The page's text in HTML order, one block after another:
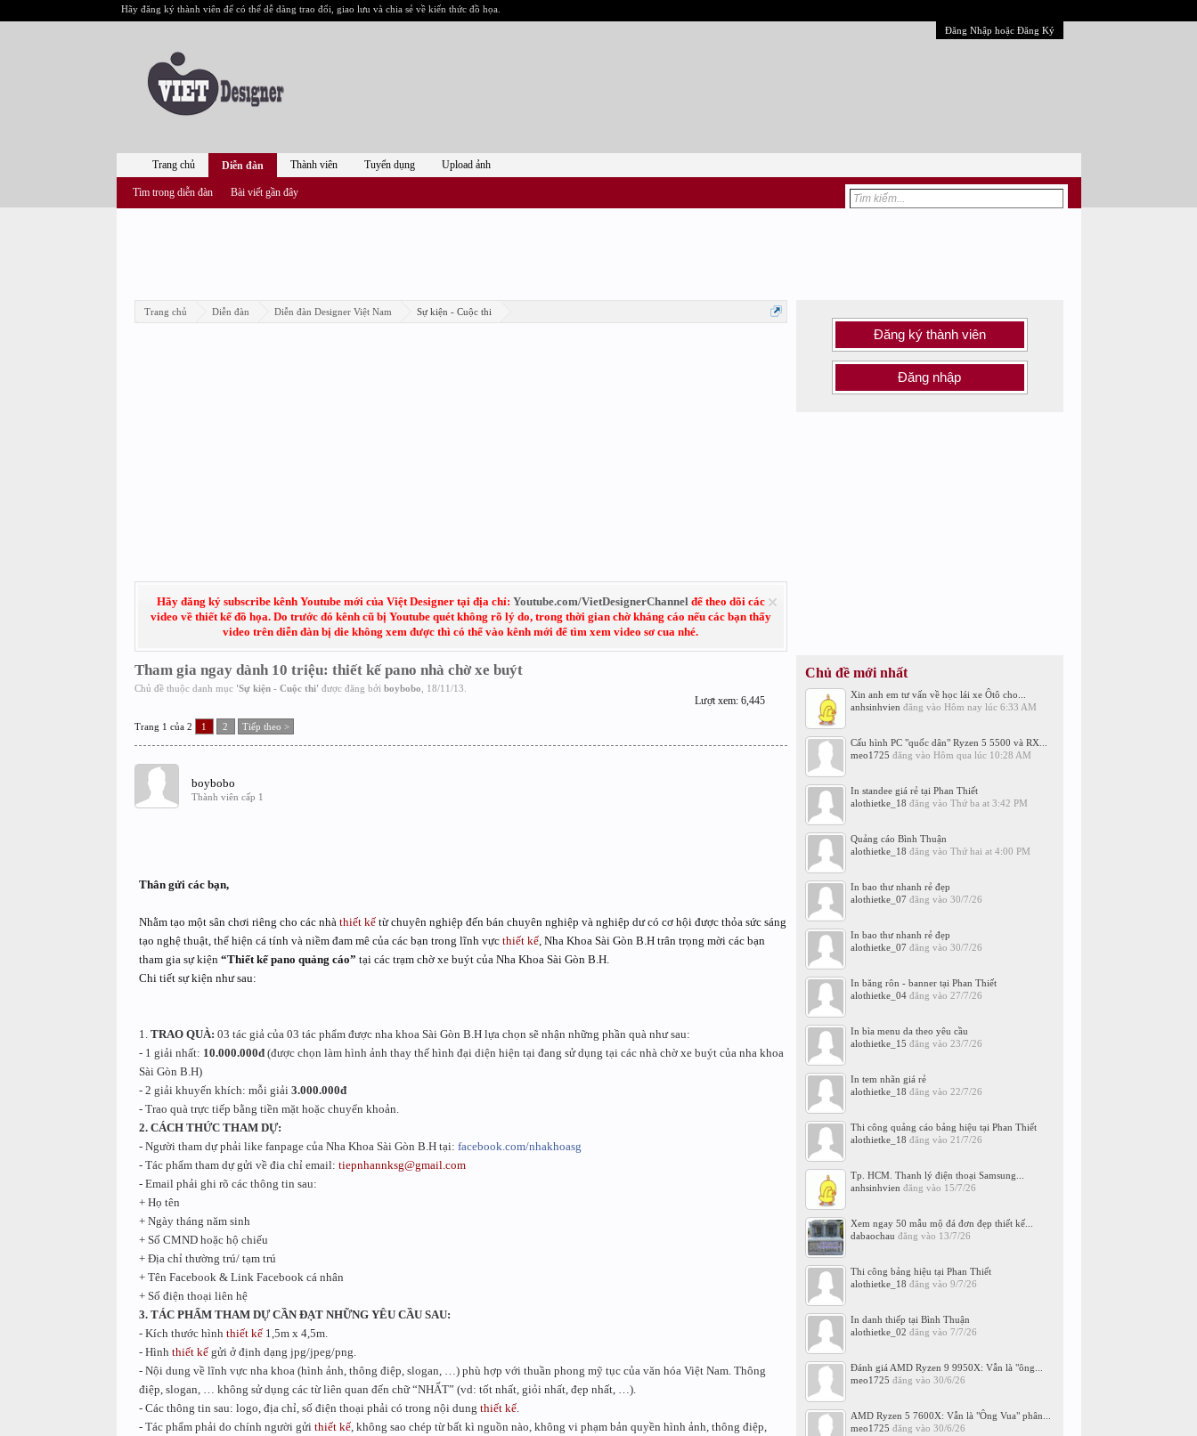
Hãy đăng ký thành viên để có thể dễ dàng trao đổi, giao lưu và chia sẻ về kiến thức đồ họa.
Đăng Nhập hoặc Đăng Ký
Trang chủ Diễn đàn Diễn đàn Designer Việt Nam Sự kiện - Cuộc thi
Hãy đăng ký subscribe kênh Youtube mới của Việt Designer tại địa chỉ: Youtube.com/VietDesignerChannelđể theo dõi các
video về thiết kế đồ họa. Do trước đó kênh cũ bị Youtube quét không rõ lý do, trong thời gian chờ kháng cáo nếu các bạn thấy
video trên diễn đàn bị die không xem được thì có thể vào kênh mới để tìm xem video sơ cua nhé.
Tham gia ngay dành 10 triệu: thiết kế pano nhà chờ xe buýt
Chủ đề thuộc danh mục 'Sự kiện - Cuộc thi' được đăng bởi boybobo 18/11/13
Lượt xem: 6,445
Trang 1 của 2 1 2 Tiếp theo >
boybobo
Thành viên cấp 1
Thân gửi các bạn,
Nhằm tạo một sân chơi riêng cho các nhà thiết kếtừ chuyên nghiệp đến bán chuyên nghiệp và nghiệp dư có cơ hội được thỏa sức sáng
tạo nghệ thuật, thể hiện cá tính và niềm đam mê của các bạn trong lĩnh vực thiết kế, Nha Khoa Sài Gòn B.H trân trọng mời các bạn
tham gia sự kiện“Thiết kế pano quảng cáo” tại các trạm chờ xe buýt của Nha Khoa Sài Gòn B.H.
Chi tiết sự kiện như sau:
1. TRAO QUÀ: 03 tác giả của 03 tác phẩm được nha khoa Sài Gòn B.Hlựa chọn sẽ nhận những phần quà như sau:
- 1 giải nhất: 10.000.000đ(được chọn làm hình ảnh thay thế hình đại diện hiện tại đang sử dụng tại các nhà chờ xe buýt của nha khoa
Sài Gòn B.H)
- 2 giải khuyến khích: mỗi giải 3.000.000đ
- Trao quà trực tiếp bằng tiền mặt hoặc chuyển khoản.
2. CÁCH THỨC THAM DỰ:
- Người tham dự phải like fanpage của Nha Khoa Sài Gòn B.H tại: facebook.com/nhakhoasg
- Tác phẩm tham dự gửi về đia chỉ email: tiepnhannksg@gmail.com
- Email phải ghi rõ các thông tin sau:
+ Họ tên
+ Ngày tháng năm sinh
+ Số CMND hoặc hộ chiếu
+ Địa chỉ thường trú/ tạm trú
+ Tên Facebook & Link Facebook cá nhân
+ Số điện thoại liên hệ
3. TÁC PHẨM THAM DỰ CẦN ĐẠT NHỮNG YÊU CẦU SAU:
- Kích thước hình thiết kế1,5m x 4,5m.
- Hình thiết kếgửi ở định dạng jpg/jpeg/png.
- Nội dung về lĩnh vực nha khoa (hình ảnh, thông điệp, slogan, …) phù hợp với thuần phong mỹ tục của văn hóa Việt Nam. Thông
điệp, slogan, … không sử dụng các từ liên quan đến chữ “NHẤT” (vd: tốt nhất, giỏi nhất, đẹp nhất, …).
- Các thông tin sau: logo, địa chỉ, số điện thoại phải có trong nội dung thiết kế.
- Tác phẩm phải do chính người gửi thiết kế, không sao chép từ bất kì nguồn nào, không vi phạm bản quyền hình ảnh, thông điệp,
Đăng ký thành viên
Đăng nhập
Chủ đề mới nhất
Xin anh em tư vấn về học lái xe Ôtô cho...
anhsinhvien đăng vào Hôm nay lúc 6:33 AM
Cấu hình PC "quốc dân" Ryzen 5 5500 và RX...
meo1725 đăng vào Hôm qua lúc 10:28 AM
In standee giá rẻ tại Phan Thiết
alothietke_18 đăng vào Thứ ba at 3:42 PM
Quảng cáo Bình Thuận
alothietke_18 đăng vào Thứ hai at 4:00 PM
In bao thư nhanh rẻ đẹp
alothietke_07 đăng vào 30/7/26
In bao thư nhanh rẻ đẹp
alothietke_07 đăng vào 30/7/26
In băng rôn - banner tại Phan Thiết
alothietke_04đăng vào 27/7/26
In bìa menu da theo yêu cầu
alothietke_15 đăng vào 23/7/26
In tem nhãn giá rẻ
alothietke_18 đăng vào 22/7/26
Thi công quảng cáo bảng hiệu tại Phan Thiết
alothietke_18 đăng vào 21/7/26
Tp. HCM. Thanh lý điện thoại Samsung...
anhsinhvien đăng vào 15/7/26
Xem ngay 50 mẫu mộ đá đơn đẹp thiết kế...
dabaochau đăng vào 13/7/26
Thi công bảng hiệu tại Phan Thiết
alothietke_18 đăng vào 9/7/26
In danh thiếp tại Bình Thuận
alothietke_02 đăng vào 7/7/26
Đánh giá AMD Ryzen 9 9950X: Vẫn là "ông...
meo1725 đăng vào 30/6/26
AMD Ryzen 5 7600X: Vẫn là "Ông Vua" phân...
meo1725 đăng vào 30/6/26
Trang chủ Diễn đàn
Tìm trong diễn đàn Bài viết gần đây
Thành viên Tuyển dụng Upload ảnh